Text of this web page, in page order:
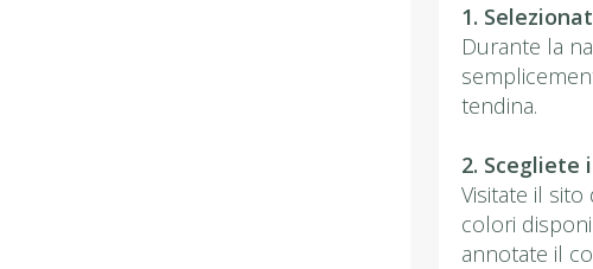
1.
Durante la
tendina.
2. Scegliete
Visitate il sito
colori
annotate il